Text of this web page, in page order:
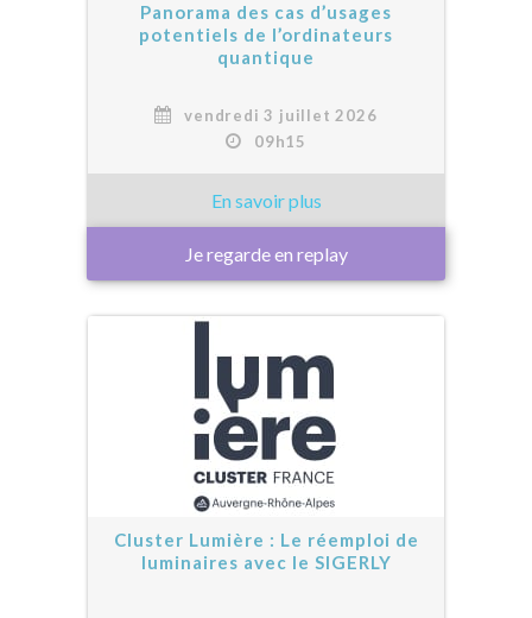
Panorama des cas d’usages
potentiels de l’ordinateurs
quantique
vendredi 3 juillet 2026
09h15
Je regarde en replay
Cluster Lumière : Le réemploi de
luminaires avec le SIGERLY